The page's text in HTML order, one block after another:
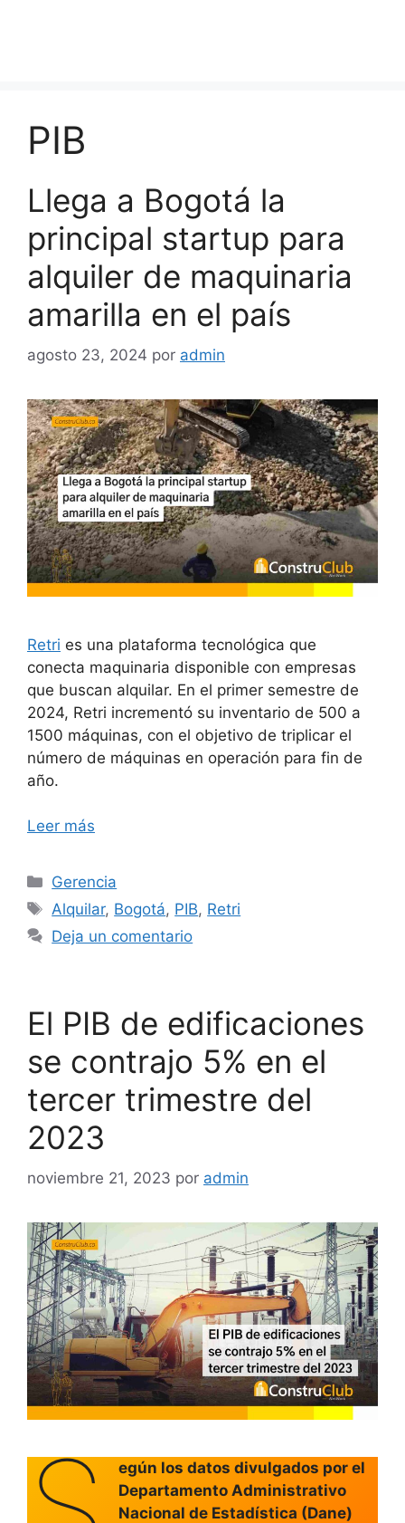
PIB
Llega a Bogotá la
principal startup para
alquiler de maquinaria
amarilla en el país
agosto 23, 2024 por admin
Retri es una plataforma tecnológica que
conecta maquinaria disponible con empresas
que buscan alquilar. En el primer semestre de
2024, Retri incrementó su inventario de 500 a
1500 máquinas, con el objetivo de triplicar el
número de máquinas en operación para fin de
año.
Leer más
Categorías
Gerencia
Etiquetas
Alquilar, Bogotá, PIB, Retri
Deja un comentario
El PIB de edificaciones
se contrajo 5% en el
tercer trimestre del
2023
noviembre 21, 2023 por admin
egún los datos divulgados por el
Departamento Administrativo
Nacional de Estadística (Dane)